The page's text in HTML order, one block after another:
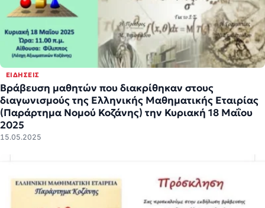
ΕΙΔΉΣΕΙΣ
Βράβευση μαθητών που διακρίθηκαν στους
διαγωνισμούς της Ελληνικής Μαθηματικής Εταιρίας
(Παράρτημα Νομού Κοζάνης) την Κυριακή 18 Μαΐου
2025
15.05.2025